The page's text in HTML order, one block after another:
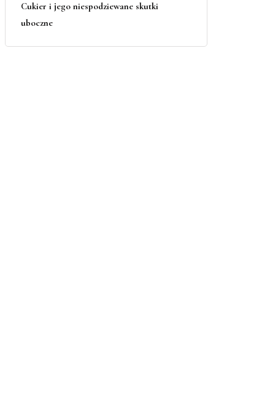
Cukier i jego niespodziewane skutki
uboczne